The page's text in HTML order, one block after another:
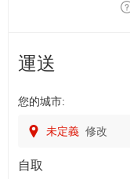
運送
您的城市:
未定義 修改
自取